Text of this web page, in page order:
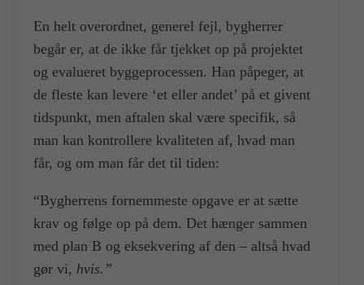
En helt overordnet, generel fejl, bygherrer
begår er, at de ikke får tjekket op på projektet
og evalueret byggeprocessen. Han påpeger, at
de fleste kan levere ‘et eller andet’ på et givent
tidspunkt, men aftalen skal være specifik, så
man kan kontrollere kvaliteten af, hvad man
får, og om man får det til tiden:
“Bygherrens fornemmeste opgave er at sætte
krav og følge op på dem. Det hænger sammen
med plan B og eksekvering af den – altså hvad
gør vi, hvis.”